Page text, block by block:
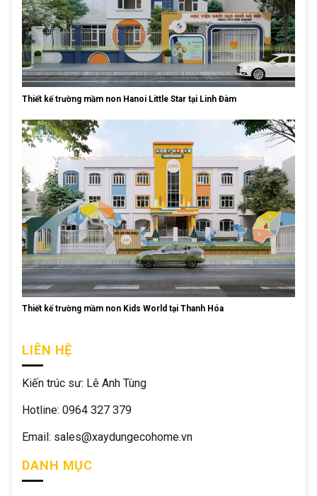
Thiết kế trường mầm non Hanoi Little Star tại Linh Đàm
Thiết kế trường mầm non Kids World tại Thanh Hóa
LIÊN HỆ
Kiến trúc sư: Lê Anh Tùng
Hotline: 0964 327 379
Email: sales@xaydungecohome.vn
DANH MỤC